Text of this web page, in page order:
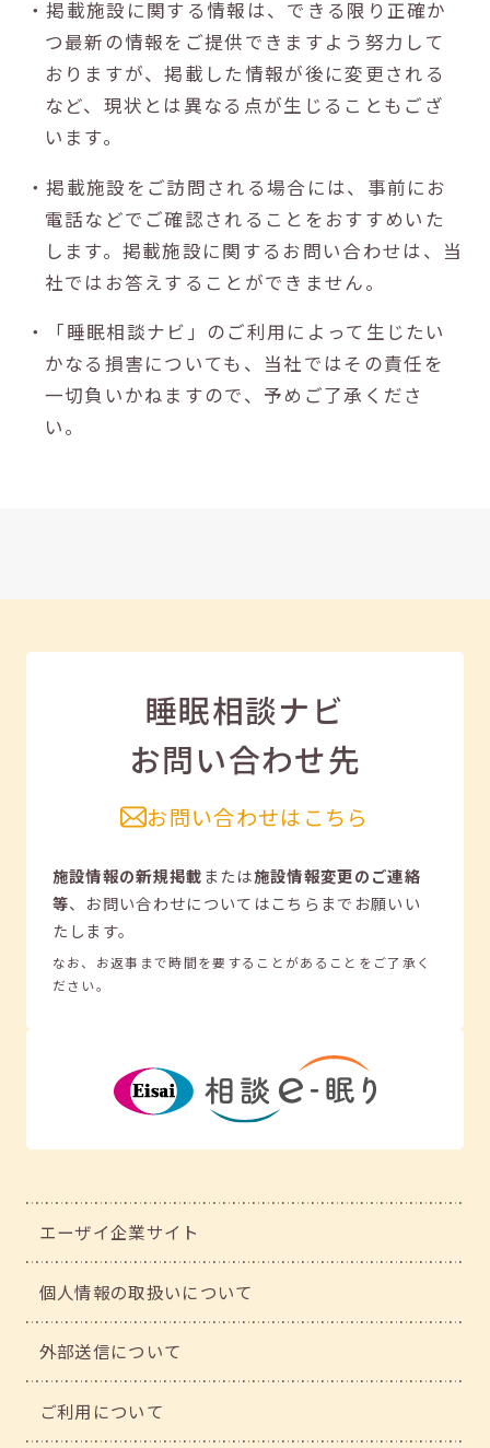
・掲載施設に関する情報は、できる限り正確か
つ最新の情報をご提供できますよう努力して
おりますが、掲載した情報が後に変更される
など、現状とは異なる点が生じることもござ
います。
・掲載施設をご訪問される場合には、事前にお
電話などでご確認されることをおすすめいた
します。掲載施設に関するお問い合わせは、当
社ではお答えすることができません。
・「睡眠相談ナビ」のご利用によって生じたい
かなる損害についても、当社ではその責任を
一切負いかねますので、予めご了承くださ
い。
睡眠相談ナビ
お問い合わせ先
お問い合わせはこちら
施設情報の新規掲載または施設情報変更のご連絡
等、 お問い合わせについてはこちらまでお願いい
たします。
なお、お返事まで時間を要することがあることをご了承く
ださい。
エーザイ企業サイト
個人情報の取扱いについて
外部送信について
ご利用について